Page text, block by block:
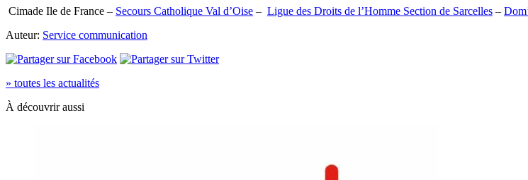
Cimade Ile de France – Secours Catholique Val d’Oise – Ligue des Droits de l’Homme Section de Sarcelles –
Auteur: Service communication
» toutes les actualités
À découvrir aussi